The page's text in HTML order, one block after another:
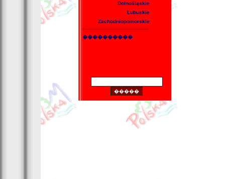
Dolnośląskie
Lubuskie
Zachodniopomorskie
����������